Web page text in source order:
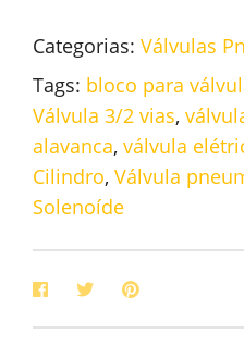
Categorias: Válvulas
Tags: bloco para
Válvula 3/2 vias,
alavanca, válvula
Cilindro, Válvula
Solenoíde